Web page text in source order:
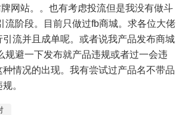
网站。。也有考虑投流但是我没有做斗
流阶段。目前只做过fb商城。求各位大佬
流并且成单呢。或者说我产品发布商城
规避一下发布就产品违规或者过一会违
情况的出现。我有尝试过产品名不带品
。